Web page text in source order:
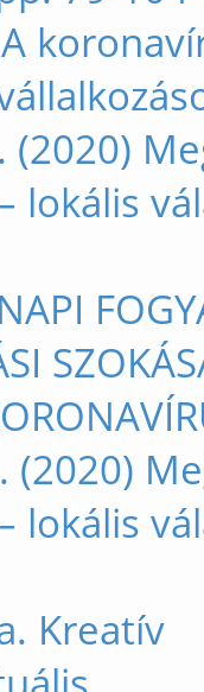
(2020)
lokális
(2020)
lokális
Kreatív